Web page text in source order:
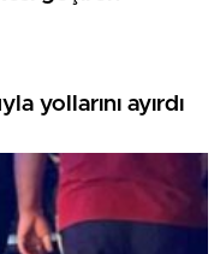
yollarını ayırdı